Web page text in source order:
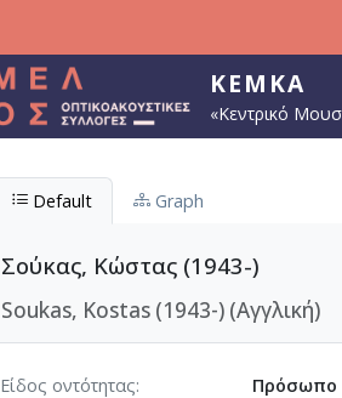
ΚΕΜΚΑ
«Κεντρικό
Default Graph
Σούκας, Κώστας (1943-)
Soukas, Kostas (1943-) (Αγγλική)
Είδος οντότητας
Πρόσωπο